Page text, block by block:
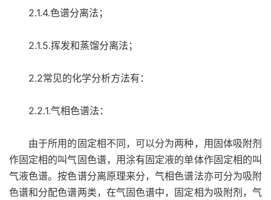
2.1.4.色谱分离法；
2.1.5.挥发和蒸馏分离法；
2.2常见的化学分析方法有：
2.2.1.气相色谱法：
由于所用的固定相不同，可以分为两种，用固体吸附剂
作固定相的叫气固色谱，用涂有固定液的单体作固定相的叫
气液色谱。按色谱分离原理来分，气相色谱法亦可分为吸附
色谱和分配色谱两类，在气固色谱中，固定相为吸附剂，气